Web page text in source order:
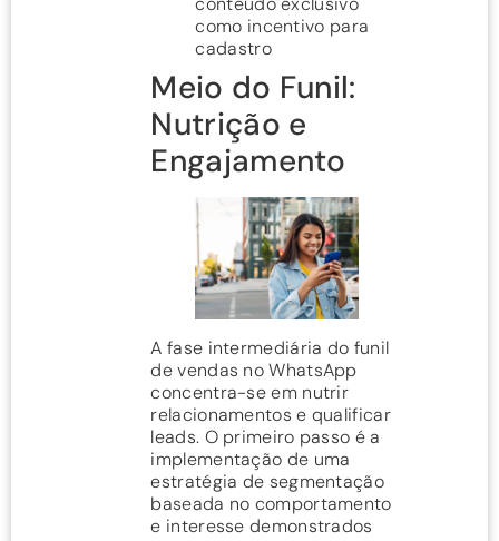
como incentivo para
cadastro
Meio do Funil:
Nutrição e
Engajamento
A fase intermediária do funil
de vendas no WhatsApp
concentra-se em nutrir
relacionamentos e qualificar
leads. O primeiro passo é a
implementação de uma
estratégia de segmentação
baseada no comportamento
e interesse demonstrados